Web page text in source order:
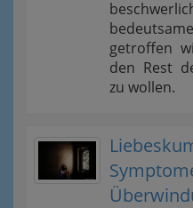
getroffen
den Rest
zu wollen.